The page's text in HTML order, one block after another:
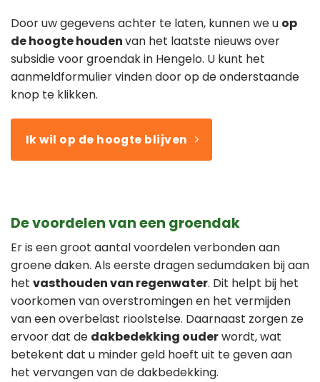
Door uw gegevens achter te laten, kunnen we u op
de hoogte houdenvan het laatste nieuws over
subsidie voor groendak in Hengelo. U kunt het
aanmeldformulier vinden door op de onderstaande
knop te klikken.
Ik wil op de hoogte blijven
De voordelen van een groendak
Er is een groot aantal voordelen verbonden aan
groene daken. Als eerste dragen sedumdaken bij aan
het vasthouden van regenwater. Dit helpt bij het
voorkomen van overstromingen en het vermijden
van een overbelast rioolstelse. Daarnaast zorgen ze
ervoor dat de dakbedekking ouderwordt, wat
betekent dat u minder geld hoeft uit te geven aan
het vervangen van de dakbedekking.